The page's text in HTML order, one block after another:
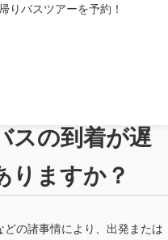
りバスツアーを予約！
合、補償はありますか？
スの到着が遅
りますか？
の諸事情により、出発または